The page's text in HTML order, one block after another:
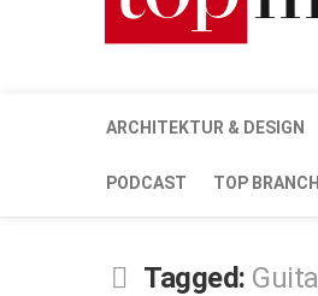
ARCHITEKTUR & DESIGN
PODCAST TOP
Tagged: